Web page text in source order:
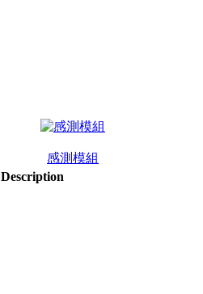
感測模組
Description